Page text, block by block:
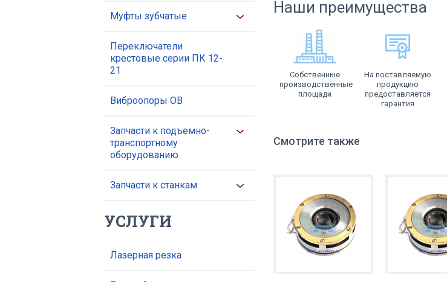
Муфты зубчатые
Переключатели
крестовые серии ПК 12-
21
Виброопоры ОВ
Запчасти к подъемно-
транспортному
оборудованию
Запчасти к станкам
УСЛУГИ
Лазерная резка
Наши преимущества
Собственные
производственные
площади
На поставляемую
продукцию
предоставляется
гарантия
Смотрите также